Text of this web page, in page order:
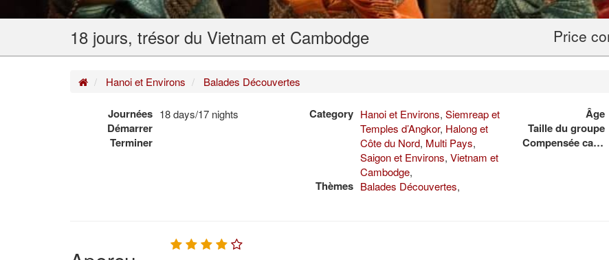
18 jours, trésor du Vietnam et Cambodge Price
HomeHanoi et Environs Balades Découvertes
Journées 18 days/17 nights
Démarrer
Terminer
Category Hanoi et Environs,Siemreap et
Temples d’Angkor, Halong et
Côte du Nord, Multi Pays,
Saigon et Environs,Vietnam et
Cambodge,
Thèmes Balades Découvertes,
Âge
Taille du groupe
Compensée carbone